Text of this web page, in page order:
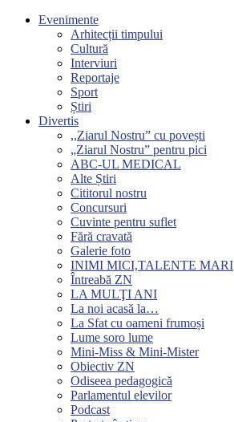
Evenimente
Arhitecții timpului
Cultură
Interviuri
Reportaje
Sport
Știri
Divertis
,,Ziarul Nostru” cu povești
„Ziarul Nostru” pentru pici
ABC-UL MEDICAL
Alte Știri
Cititorul nostru
Concursuri
Cuvinte pentru suflet
Fără cravată
Galerie foto
INIMI MICI,TALENTE MARI
Întreabă ZN
LA MULŢI ANI
La noi acasă la…
La Sfat cu oameni frumoși
Lume soro lume
Mini-Miss & Mini-Mister
Obiectiv ZN
Odiseea pedagogică
Parlamentul elevilor
Podcast